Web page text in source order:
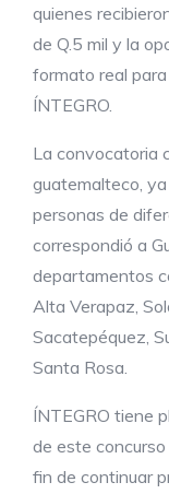
quienes
de Q.5 mil y la
formato real
ÍNTEGRO.
La convocatoria
guatemalteco,
personas de
correspondió a
departamentos
Alta Verapaz,
Sacatepéquez,
Santa Rosa.
ÍNTEGRO tiene
de este
fin de continuar